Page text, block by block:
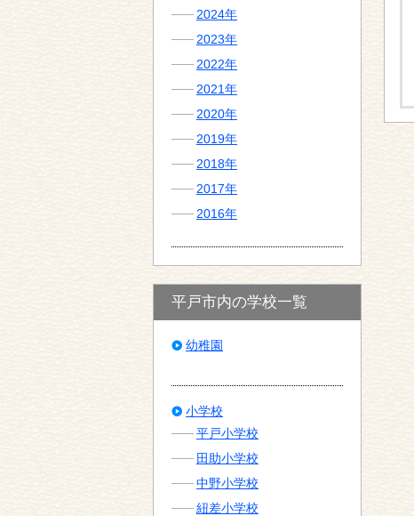
2024年
2023年
2022年
2021年
2020年
2019年
2018年
2017年
2016年
平戸市内の学校一覧
幼稚園
小学校
平戸小学校
田助小学校
中野小学校
紐差小学校